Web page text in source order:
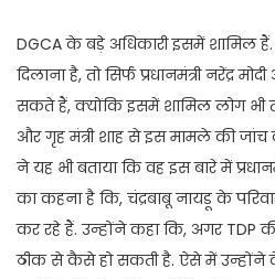
DGCA के बड़े अधिकारी इसमें शामिल
दिलाना है, तो सिर्फ प्रधानमंत्री नरेंद्र
सकते हैं, क्योंकि इसमें शामिल लोग भी
और गृह मंत्री शाह से इस मामले की
ने यह भी बताया कि वह इस बारे में
का कहना है कि, चंद्रबाबू नायडू के
कर रहे हैं. उन्होंने कहा कि, अगर TDP
ठीक से कैसे हो सकती है. ऐसे में उन्होंने